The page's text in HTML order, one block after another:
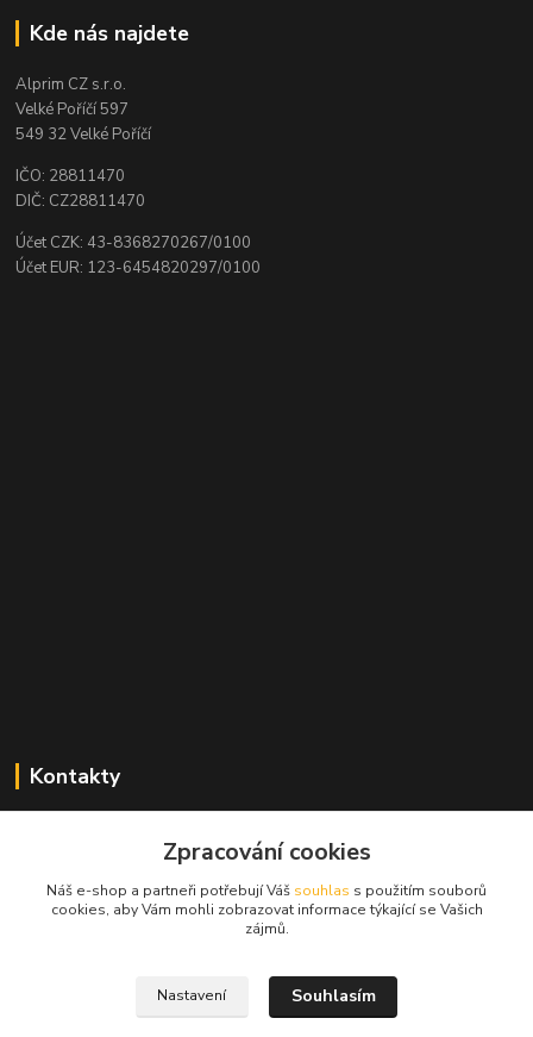
Kde nás najdete
Alprim CZ s.r.o.
Velké Poříčí 597
549 32 Velké Poříčí
IČO: 28811470
DIČ: CZ28811470
Účet CZK: 43-8368270267/0100
Účet EUR: 123-6454820297/0100
Kontakty
+420 724 134 431
prodej@alprim.cz
Zpracování cookies
Náš e-shop a partneři potřebují Váš souhlas s použitím souborů
cookies, aby Vám mohli zobrazovat informace týkající se Vašich
zájmů.
Nastavení Souhlasím